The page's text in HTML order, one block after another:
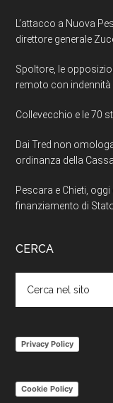
L’attacco a Nuova
direttore generale
Spoltore, le
remoto con indennità
Collevecchio e le 70
Dai Tred non
ordinanza della
Pescara e Chieti,
finanziamento di
CERCA
nel
Privacy Policy
Cookie Policy